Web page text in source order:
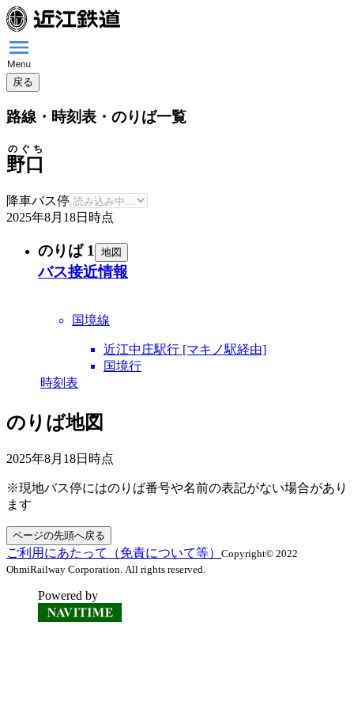
戻る
路線・時刻表・のりば一覧
野口
のぐち
降車バス停
2025年8月18日 時点
のりば 1 地図
バス接近情報
国境線
近江中庄駅行 [マキノ駅経由]
国境行
時刻表
のりば地図
2025年8月18日 時点
※現地バス停にはのりば番号や名前の表記がない場合があり
ます
ページの先頭へ戻る
ご利用にあたって（免責について等） Copyright© 2022
OhmiRailway Corporation. All rights reserved.
Powered by